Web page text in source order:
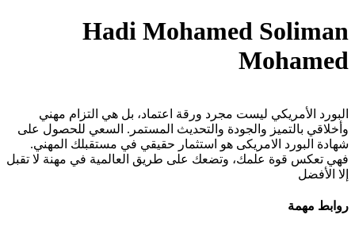
Hadi Mohamed Soliman
Mohamed
البورد الأمريكي ليست مجرد ورقة اعتماد، بل هي التزام مهني
وأخلاقي بالتميز والجودة والتحديث المستمر. السعي للحصول على
شهادة البورد الامريكى هو استثمار حقيقي في مستقبلك المهني.
فهي تعكس قوة علمك، وتضعك على طريق العالمية في مهنة لا تقبل
إلا الأفضل
روابط مهمة